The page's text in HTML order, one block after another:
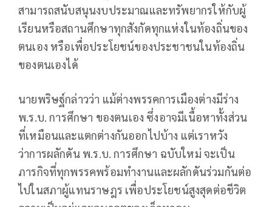
สามารถสนับสนุนงบประมาณและทรัพยากรให้กับผู้
เรียนหรือสถานศึกษาทุกสังกัดทุกแห่งในท้องถิ่นของ
ตนเอง หรือเพื่อประโยชน์ของประชาชนในท้องถิ่น
ของตนเองได้
นายพริษฐ์กล่าวว่า แม้ต่างพรรคการเมืองต่างมีร่าง
พ.ร.บ. การศึกษา ของตนเอง ซึ่งอาจมีเนื้อหาทั้งส่วน
ที่เหมือนและแตกต่างกันออกไปบ้าง แต่เราหวัง
ว่าการผลักดัน พ.ร.บ. การศึกษา ฉบับใหม่ จะเป็น
ภารกิจที่ทุกพรรคพร้อมทำงานและผลักดันร่วมกันต่อ
ไปในสภาผู้แทนราษฎร เพื่อประโยชน์สูงสุดต่อชีวิต